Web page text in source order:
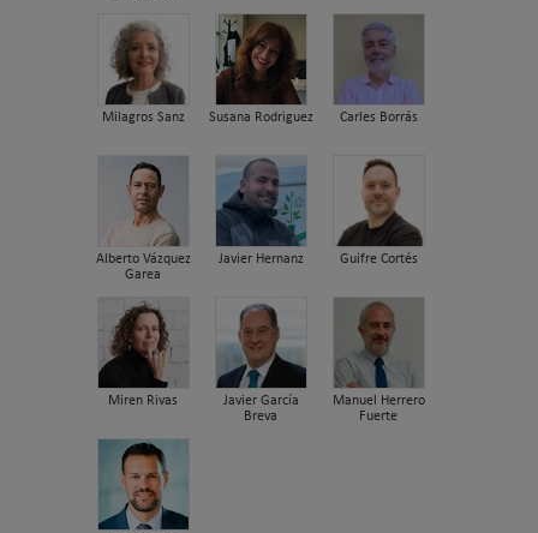
Milagros Sanz Susana Rodriguez Carles Borrás
Alberto Vázquez
Garea
Javier Hernanz Guifre Cortés
Miren Rivas
Javier García
Breva
Manuel Herrero
Fuerte